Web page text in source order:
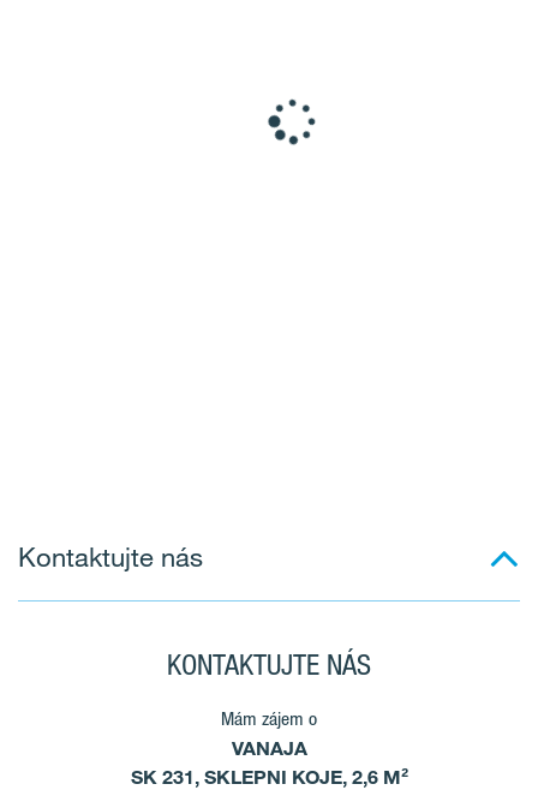
Kontaktujte nás
KONTAKTUJTE NÁS
Mám zájem o
VANAJA
SK 231, SKLEPNI KOJE, 2,6 M²